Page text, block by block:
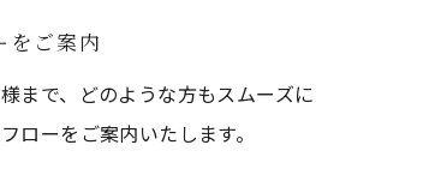
をご案内
まで、どのような方もスムーズに
ローをご案内いたします。